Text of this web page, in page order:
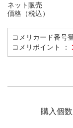
ネット販売
価格（税込）
コメリカード番号
コメリポイント ：
購入個数